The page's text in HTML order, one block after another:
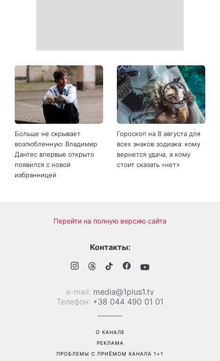
Больше не скрывает
возлюбленную: Владимир
Дантес впервые открыто
появился с новой
избранницей
Гороскоп на 8 августа для
всех знаков зодиака: кому
вернется удача, а кому
стоит сказать «нет»
Перейти на полную версию сайта
Контакты:
е-mail: media@1plus1.tv
Телефон: +38 044 490 01 01
О КАНАЛЕ
РЕКЛАМА
ПРОБЛЕМЫ С ПРИЁМОМ КАНАЛА 1+1